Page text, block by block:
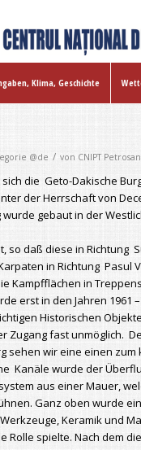
Klima, Geschichte
@de / von CNIPT
die Geto-Dakische
der Herrschaft von
gebaut in der
so daß diese in
in Richtung
Kampfflächen in
erst in den Jahren
Historischen
Zugang fast unmöglich.
sehen wir eine einen
Kanäle wurde der
aus einer Mauer,
Ganz oben wurde
Keramik und
Rolle spielte. Nach dem